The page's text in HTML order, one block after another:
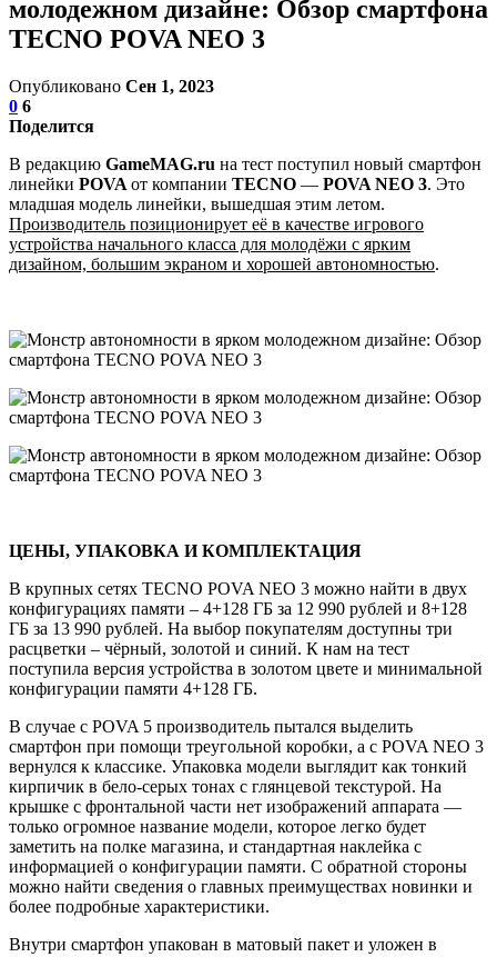
молодежном дизайне: Обзор смартфона
TECNO POVA NEO 3
Опубликовано Сен 1, 2023
0 6
Поделится
В редакцию GameMAG.ru на тест поступил новый смартфон
линейки POVA от компании TECNO — POVA NEO 3. Это
младшая модель линейки, вышедшая этим летом.
Производитель позиционирует её в качестве игрового
устройства начального класса для молодёжи с ярким
дизайном, большим экраном и хорошей автономностью.
ЦЕНЫ, УПАКОВКА И КОМПЛЕКТАЦИЯ
В крупных сетях TECNO POVA NEO 3 можно найти в двух
конфигурациях памяти – 4+128 ГБ за 12 990 рублей и 8+128
ГБ за 13 990 рублей. На выбор покупателям доступны три
расцветки – чёрный, золотой и синий. К нам на тест
поступила версия устройства в золотом цвете и минимальной
конфигурации памяти 4+128 ГБ.
В случае с POVA 5 производитель пытался выделить
смартфон при помощи треугольной коробки, а с POVA NEO 3
вернулся к классике. Упаковка модели выглядит как тонкий
кирпичик в бело-серых тонах с глянцевой текстурой. На
крышке с фронтальной части нет изображений аппарата —
только огромное название модели, которое легко будет
заметить на полке магазина, и стандартная наклейка с
информацией о конфигурации памяти. С обратной стороны
можно найти сведения о главных преимуществах новинки и
более подробные характеристики.
Внутри смартфон упакован в матовый пакет и уложен в